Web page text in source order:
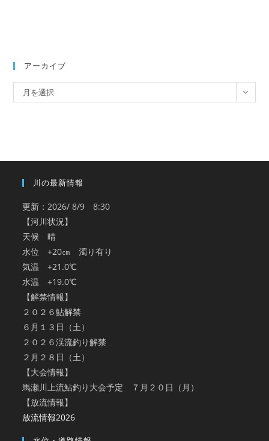
アーカイブ
ー
月を選択
川の最新情報
更新：2026/ 8/9 8:30
【河川状況】
天候 晴
水位 +20㎝ 濁り有り
気温 +21.0℃
水温 +19.0℃
【解禁情報】
２０２６鮎解禁
６月１３日（土）
２０２６渓流釣り解禁
２月２８日（土）
【大会情報】
馬瀬川上流鮎釣り大会予定 ７月２０日（月）
【放流情報】
放流情報2026